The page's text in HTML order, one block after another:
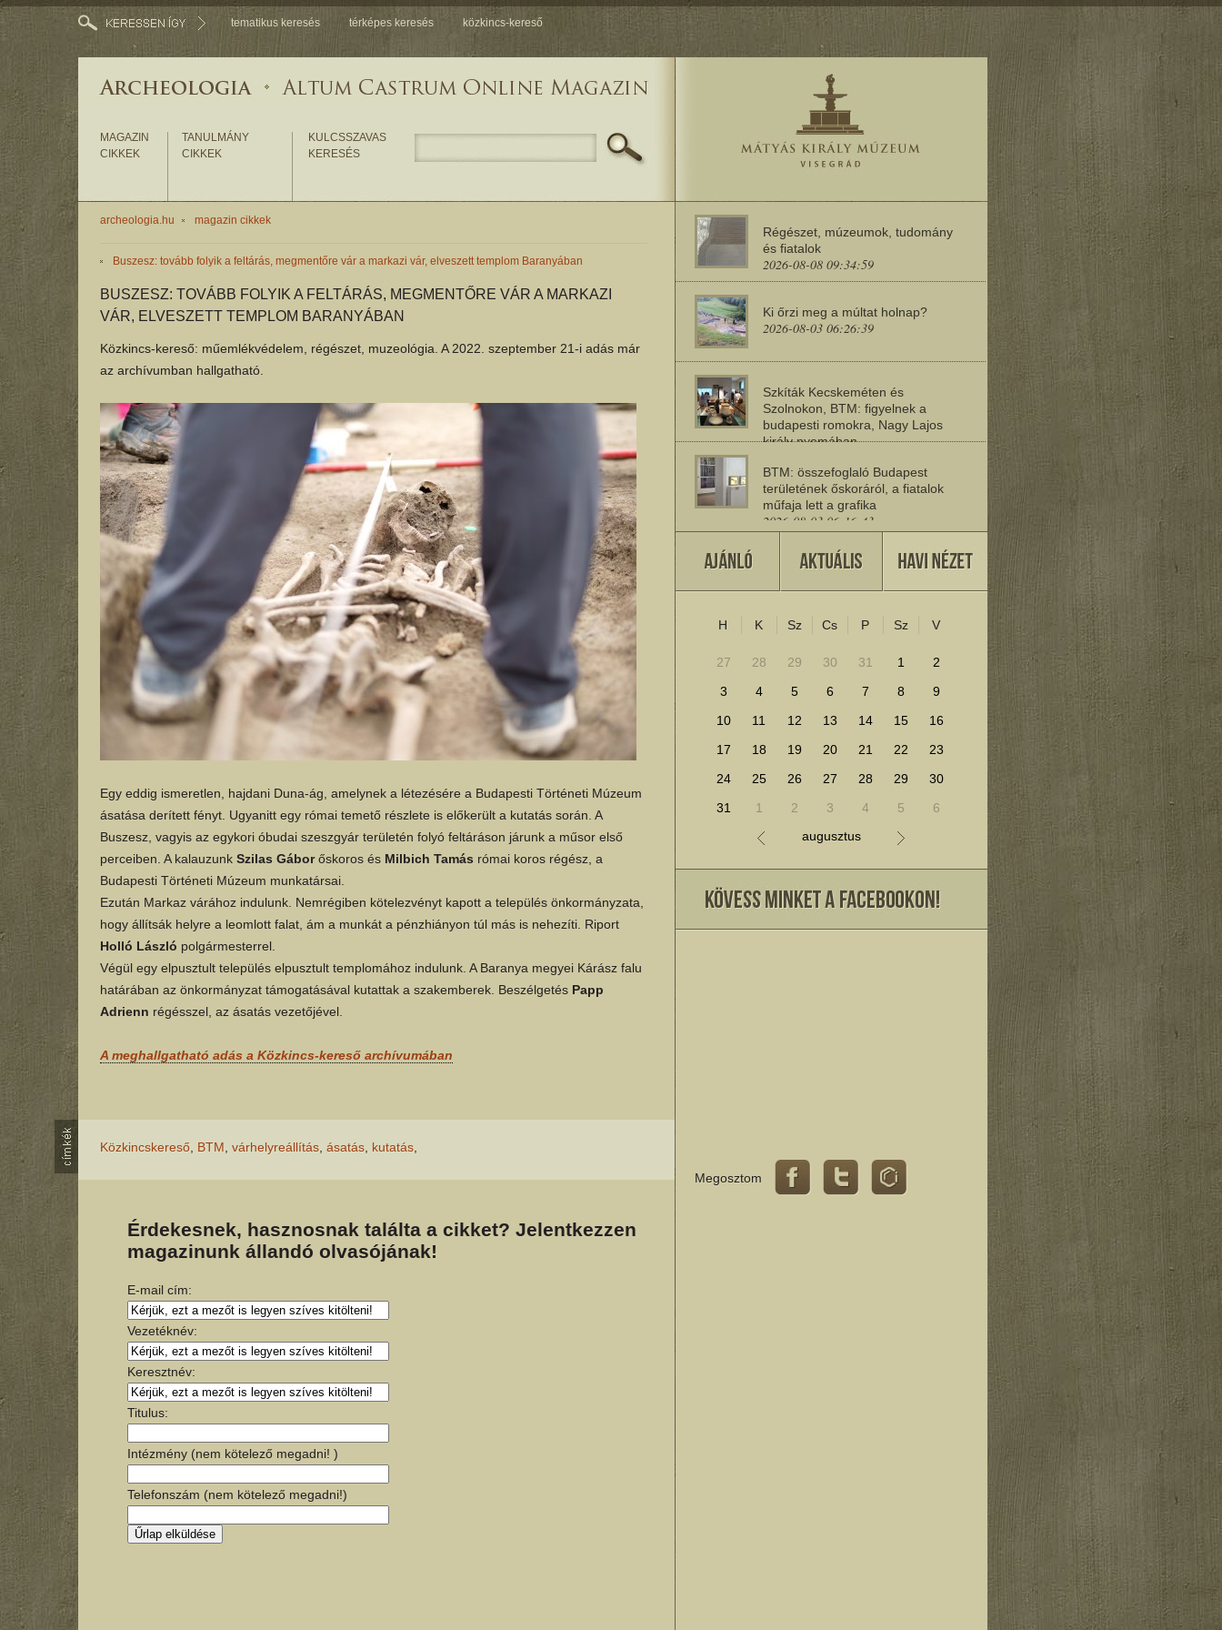
tematikus keresés térképes keresés közkincs-kereső
MAGAZIN
CIKKEK
TANULMÁNY
CIKKEK
KULCSSZAVAS
KERESÉS
archeologia.hu magazin cikkek
Buszesz: tovább folyik a feltárás, megmentőre vár a markazi vár, elveszett templom Baranyában
BUSZESZ: TOVÁBB FOLYIK A FELTÁRÁS, MEGMENTŐRE VÁR A MARKAZI
VÁR, ELVESZETT TEMPLOM BARANYÁBAN
Közkincs-kereső: műemlékvédelem, régészet, muzeológia. A 2022. szeptember 21-i adás már
az archívumban hallgatható.
Egy eddig ismeretlen, hajdani Duna-ág, amelynek a létezésére a Budapesti Történeti Múzeum
ásatása derített fényt. Ugyanitt egy római temető részlete is előkerült a kutatás során. A
Buszesz, vagyis az egykori óbudai szeszgyár területén folyó feltáráson járunk a műsor első
perceiben. A kalauzunk Szilas Gáborőskoros és Milbich Tamás római koros régész, a
Budapesti Történeti Múzeum munkatársai.
Ezután Markaz várához indulunk. Nemrégiben kötelezvényt kapott a település önkormányzata,
hogy állítsák helyre a leomlott falat, ám a munkát a pénzhiányon túl más is nehezíti. Riport
Holló László polgármesterrel.
Végül egy elpusztult település elpusztult templomához indulunk. A Baranya megyei Kárász falu
határában az önkormányzat támogatásával kutattak a szakemberek. Beszélgetés Papp
Adrienn régésszel, az ásatás vezetőjével.
A meghallgatható adás a Közkincs-kereső archívumában
Közkincskereső, BTM várhelyreállítás, ásatás, kutatás,
Érdekesnek, hasznosnak találta a cikket? Jelentkezzen
magazinunk állandó olvasójának!
E-mail cím:
Vezetéknév:
Keresztnév:
Titulus:
Intézmény (nem kötelező megadni! )
Telefonszám (nem kötelező megadni!)
Régészet, múzeumok, tudomány
és fiatalok
2026-08-08 09:34:59
Ki őrzi meg a múltat holnap?
2026-08-03 06:26:39
Szkíták Kecskeméten és
Szolnokon, BTM: figyelnek a
budapesti romokra, Nagy Lajos
király nyomában
BTM: összefoglaló Budapest
területének őskoráról, a fiatalok
műfaja lett a grafika
2026-08-03 06:16:43
A múlt jövője
2026-07-27 22:37:30
További cikkek megjelenítéséhez kattints ide!
H K Sz Cs P Sz V
27 28 29 30 31 1
2
3
4 5 6 7 8
9
10
11 12 13 14 15
16
17
18 19 20 21 22
23
24
25 26 27 28 29
30
31
1 2 3 4 5
6
augusztus
Megosztom